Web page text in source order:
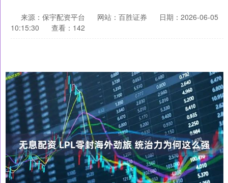
来源：保宇配资平台 网站：百胜证券
日期：2026-06-05
10:15:30
查看：142